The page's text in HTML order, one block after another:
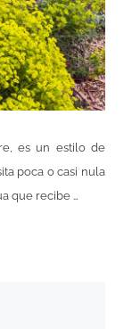
es un estilo de
poca o casi nula
que recibe …